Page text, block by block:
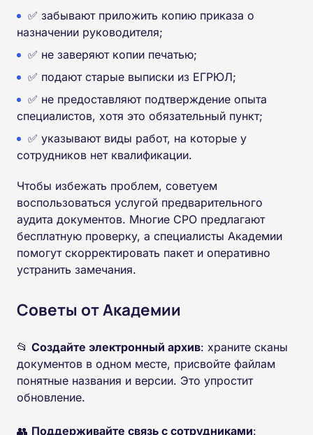
✅ забывают приложить копию приказа о
назначении руководителя;
✅ не заверяют копии печатью;
✅ подают старые выписки из ЕГРЮЛ;
✅ не предоставляют подтверждение опыта
специалистов, хотя это обязательный пункт;
✅ указывают виды работ, на которые у
сотрудников нет квалификации.
Чтобы избежать проблем, советуем
воспользоваться услугой предварительного
аудита документов. Многие СРО предлагают
бесплатную проверку, а специалисты Академии
помогут скорректировать пакет и оперативно
устранить замечания.
Советы от Академии
📂 Создайте электронный архив: храните сканы
документов в одном месте, присвойте файлам
понятные названия и версии. Это упростит
обновление.
👥 Поддерживайте связь с сотрудниками: